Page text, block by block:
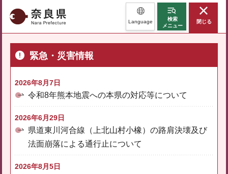
奈良県 Language
検索
メニュー
閉じる
緊急・災害情報
2026年8月7日
令和8年熊本地震への本県の対応等について
2026年6月29日
県道東川河合線（上北山村小橡）の路肩決壊及び
法面崩落による通行止について
2026年8月5日